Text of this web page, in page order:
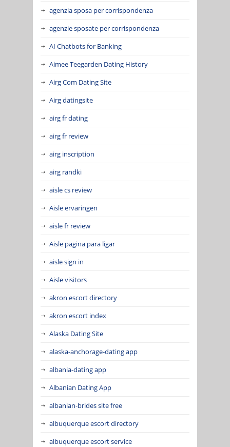
agenzia sposa per corrispondenza
agenzie sposate per corrispondenza
AI Chatbots for Banking
Aimee Teegarden Dating History
Airg Com Dating Site
Airg datingsite
airg fr dating
airg fr review
airg inscription
airg randki
aisle cs review
Aisle ervaringen
aisle fr review
Aisle pagina para ligar
aisle sign in
Aisle visitors
akron escort directory
akron escort index
Alaska Dating Site
alaska-anchorage-dating app
albania-dating app
Albanian Dating App
albanian-brides site free
albuquerque escort directory
albuquerque escort service